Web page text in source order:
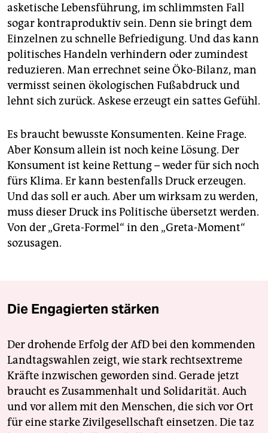
asketische Lebensführung, im schlimmsten Fall
sogar kontraproduktiv sein. Denn sie bringt dem
Einzelnen zu schnelle Befriedigung. Und das kann
politisches Handeln verhindern oder zumindest
reduzieren. Man errechnet seine Öko-Bilanz, man
vermisst seinen ökologischen Fußabdruck und
lehnt sich zurück. Askese erzeugt ein sattes Gefühl.
Es braucht bewusste Konsumenten. Keine Frage.
Aber Konsum allein ist noch keine Lösung. Der
Konsument ist keine Rettung – weder für sich noch
fürs Klima. Er kann bestenfalls Druck erzeugen.
Und das soll er auch. Aber um wirksam zu werden,
muss dieser Druck ins Politische übersetzt werden.
Von der „Greta-Formel“ in den „Greta-Moment“
sozusagen.
Die Engagierten stärken
Der drohende Erfolg der AfD bei den kommenden
Landtagswahlen zeigt, wie stark rechtsextreme
Kräfte inzwischen geworden sind. Gerade jetzt
braucht es Zusammenhalt und Solidarität. Auch
und vor allem mit den Menschen, die sich vor Ort
für eine starke Zivilgesellschaft einsetzen. Die taz